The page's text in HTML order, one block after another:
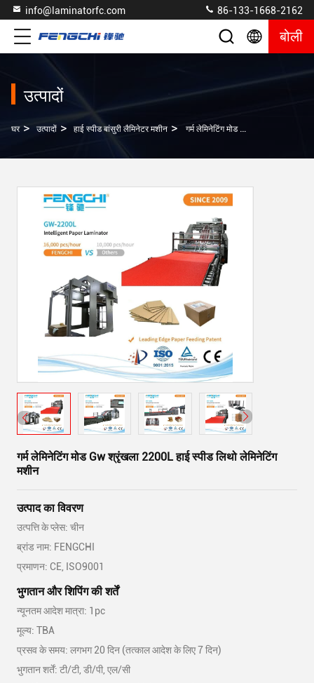
info@laminatorfc.com 86-133-1668-2162
बोली
उत्पादों
घर > उत्पादों > हाई स्पीड बांसुरी लैमिनेटर मशीन > गर्म लेमिनेटिंग मोड Gw श्रृंखला 2200L हाई स्पीड लिथो लेमिनेटिंग मशीन
गर्म लेमिनेटिंग मोड Gw श्रृंखला 2200L हाई स्पीड लिथो लेमिनेटिंग
मशीन
उत्पाद का विवरण
उत्पत्ति के प्लेस: चीन
ब्रांड नाम: FENGCHI
प्रमाणन: CE, ISO9001
भुगतान और शिपिंग की शर्तें
न्यूनतम आदेश मात्रा: 1pc
मूल्य: TBA
प्रसव के समय: लगभग 20 दिन (तत्काल आदेश के लिए 7 दिन)
भुगतान शर्तें: टी/टी, डी/पी, एल/सी